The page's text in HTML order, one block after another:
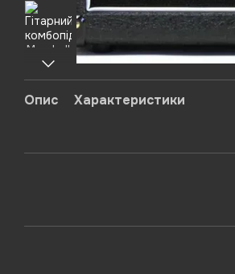
Опис Характеристики